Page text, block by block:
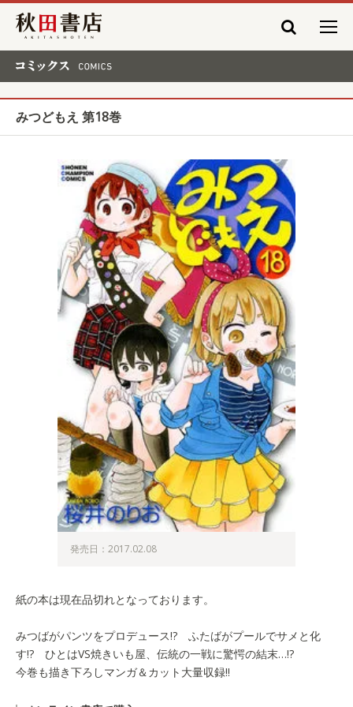
秋田書店
みつどもえ 第18巻
発売日：2017.02.08
紙の本は現在品切れとなっております。
みつばがパンツをプロデュース!? ふたばがプールでサメと化
す!? ひとはVS焼きいも屋、伝統の一戦に驚愕の結末…!?
今巻も描き下ろしマンガ＆カット大量収録!!